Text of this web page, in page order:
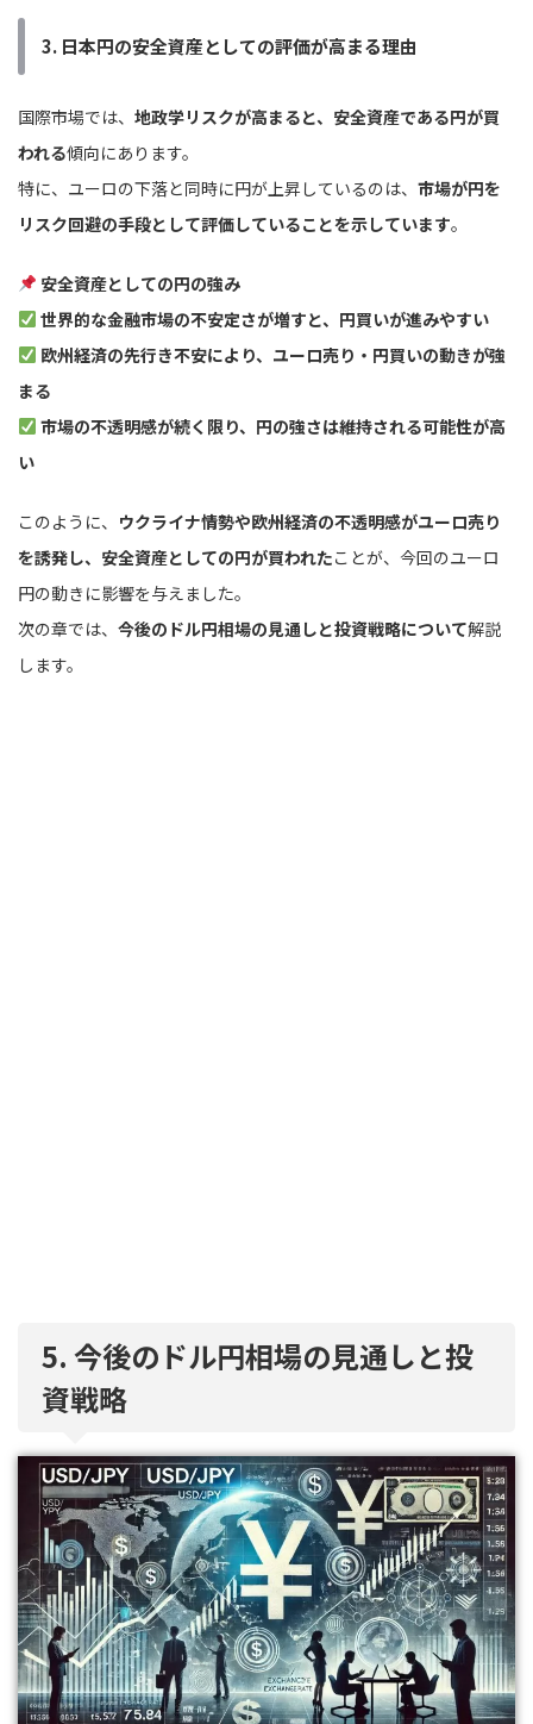
3. 日本円の安全資産としての評価が高まる理由
国際市場では、 地政学リスクが高まると、安全資産である円が買
われる傾向にあります。
特に、ユーロの下落と同時に円が上昇しているのは、 市場が円を
リスク回避の手段として評価していることを示しています。
安全資産としての円の強み
世界的な金融市場の不安定さが増すと、円買いが進みやすい
欧州経済の先行き不安により、ユーロ売り・円買いの動きが強
まる
市場の不透明感が続く限り、円の強さは維持される可能性が高
い
このように、 ウクライナ情勢や欧州経済の不透明感がユーロ売り
を誘発し、安全資産としての円が買われたことが、今回のユーロ
円の動きに影響を与えました。
次の章では、 今後のドル円相場の見通しと投資戦略について解説
します。
5. 今後のドル円相場の見通しと投
資戦略